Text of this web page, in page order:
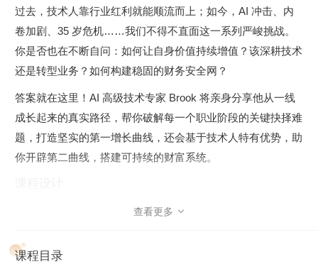
过去，技术人靠行业红利就能顺流而上；如今，AI 冲击、内
卷加剧、35 岁危机……我们不得不直面这一系列严峻挑战。
你是否也在不断自问：如何让自身价值持续增值？该深耕技术
还是转型业务？如何构建稳固的财务安全网？
答案就在这里！AI 高级技术专家 Brook 将亲身分享他从一线
成长起来的真实路径，帮你破解每一个职业阶段的关键抉择难
题，打造坚实的第一增长曲线，还会基于技术人特有优势，助
你开辟第二曲线，搭建可持续的财富系统。
课程将沿“系统认知 → 职业破局 → 业务协同 → 财务安全”路
算法。
查看更多 
课程目录